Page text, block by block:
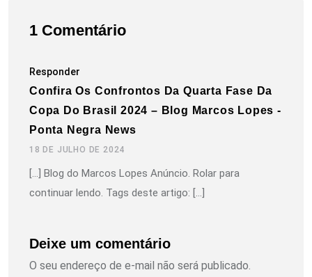
1 Comentário
Responder
Confira Os Confrontos Da Quarta Fase Da
Copa Do Brasil 2024 – Blog Marcos Lopes -
Ponta Negra News
18 DE JULHO DE 2024
[…] Blog do Marcos Lopes Anúncio. Rolar para
continuar lendo. Tags deste artigo: […]
Deixe um comentário
O seu endereço de e-mail não será publicado.